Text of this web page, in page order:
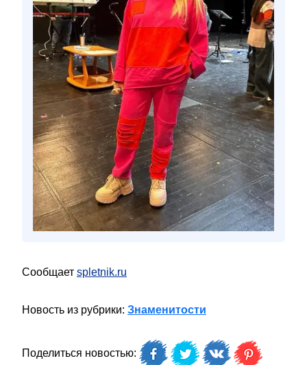
Сообщает spletnik.ru
Новость из рубрики: Знаменитости
Поделиться новостью: